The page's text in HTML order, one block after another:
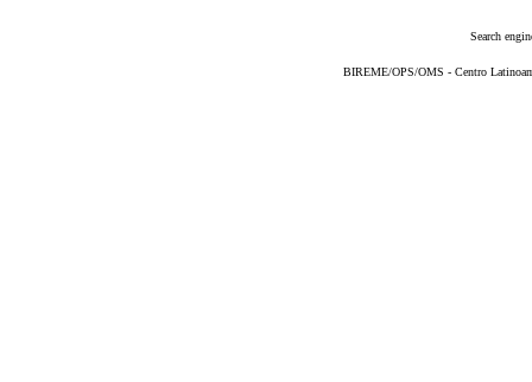
Search
BIREME/OPS/OMS - Centro